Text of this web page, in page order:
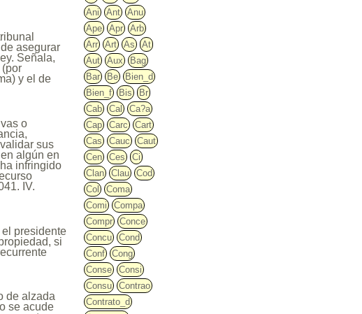
Ani
Ant
Anu
Ape
Apr
Arb
Arr
Art As
At
Aut
Aux
Bag
Bar
Be
Bien_d
Bien_f
Bis
Br
Cab
Cal
Ca?a
Cap
Carc
Cart
Cas
Cauc
Caut
Cen
Ces
Ci
Clan
Clau
Cod
Col
Coma
Comi
Compa
Compr
Conce
Concu
Cond
Conf
Cong
Conse
Consi
Consu
Contrao
Contrato_d
asegurar
Señala,
y el de
o
sus
algún en
infringido
IV.
presidente
si
de alzada
se acude